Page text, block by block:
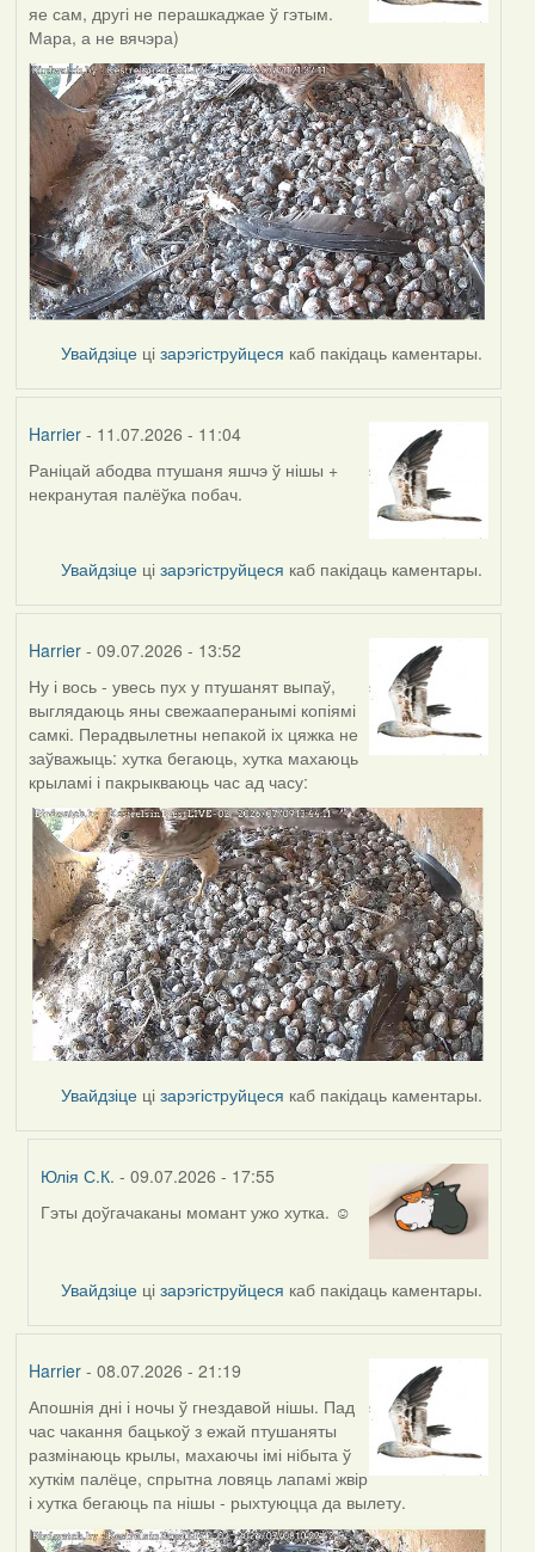
яе сам, другі не перашкаджае ў гэтым.
Мара, а не вячэра)
Увайдзіце цізарэгіструйцеся каб пакідаць каментары.
Harrier- 11.07.2026 - 11:04
Раніцай абодва птушаня яшчэ ў нішы +
некранутая палёўка побач.
Увайдзіце цізарэгіструйцеся каб пакідаць каментары.
Harrier- 09.07.2026 - 13:52
Ну і вось - увесь пух у птушанят выпаў,
выглядаюць яны свежааперанымі копіямі
самкі. Перадвылетны непакой іх цяжка не
заўважыць: хутка бегаюць, хутка махаюць
крыламі і пакрыкваюць час ад часу:
Увайдзіце цізарэгіструйцеся каб пакідаць каментары.
Юлія С.К. - 09.07.2026 - 17:55
In
Гэты доўгачаканы момант ужо хутка. ☺️
Увайдзіце цізарэгіструйцеся каб пакідаць каментары.
Harrier- 08.07.2026 - 21:19
Апошнія дні і ночы ў гнездавой нішы. Пад
час чакання бацькоў з ежай птушаняты
размінаюць крылы, махаючы імі нібыта ў
хуткім палёце, спрытна ловяць лапамі жвір
і хутка бегаюць па нішы - рыхтуюцца да вылету.